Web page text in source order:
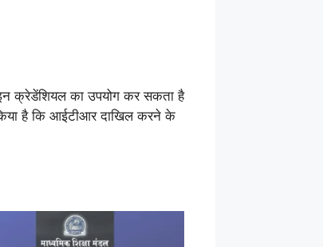
क्रेडेंशियल का उपयोग कर सकता है
है कि आईटीआर दाखिल करने के